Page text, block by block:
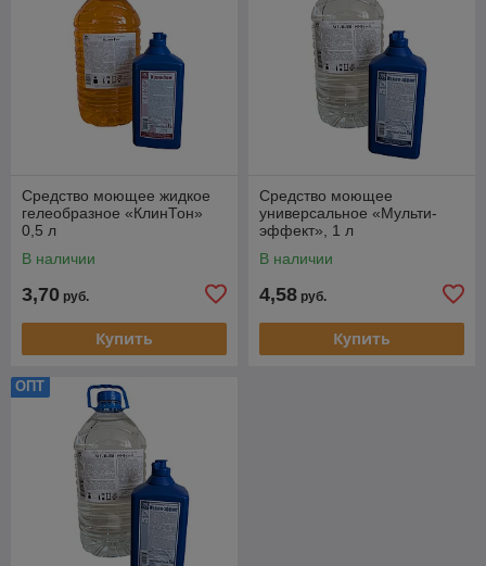
Средство моющее жидкое
гелеобразное «КлинТон»
0,5 л
В наличии
3,70 руб.
Купить
Средство моющее
универсальное «Мульти-
эффект», 1 л
В наличии
4,58 руб.
Купить
ОПТ